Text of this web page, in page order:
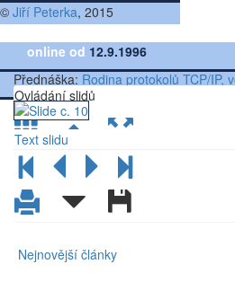
© Jiří Peterka, 2015
online od 12.9.1996
Ovládání slidů
Nejnovější články
Přednáška: Rodina protokolů TCP/IP,
Text slidu